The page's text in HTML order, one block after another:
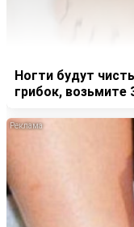
Ногти будут
грибок, возьмите